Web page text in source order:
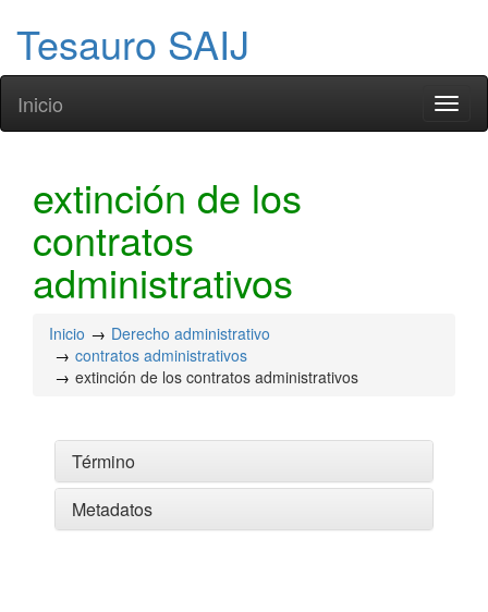
Tesauro SAIJ
Inicio
extinción de los
contratos
administrativos
Inicio
Derecho administrativo
contratos administrativos
extinción de los contratos administrativos
Término
Metadatos